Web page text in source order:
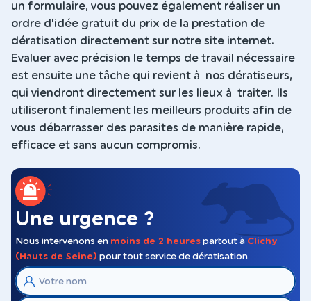
un formulaire, vous pouvez également réaliser un
ordre d'idée gratuit du prix de la prestation de
dératisation directement sur notre site internet.
Evaluer avec précision le temps de travail nécessaire
est ensuite une tâche qui revient à nos dératiseurs,
qui viendront directement sur les lieux à traiter. Ils
utiliseront finalement les meilleurs produits afin de
vous débarrasser des parasites de manière rapide,
efficace et sans aucun compromis.
Une urgence ?
Nous intervenons en moins de 2 heures partout à Clichy
(Hauts de Seine) pour tout service de dératisation.